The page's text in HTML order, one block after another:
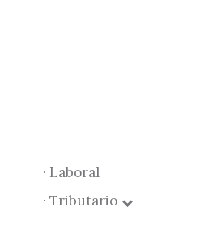
· Laboral
· Tributario